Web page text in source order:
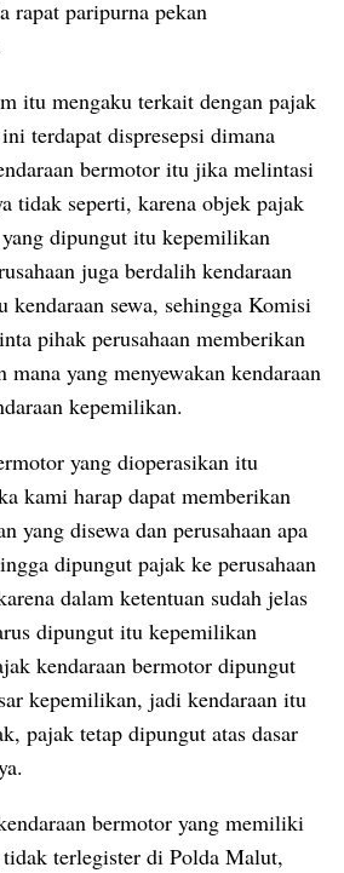
rapat paripurna pekan
itu mengaku terkait dengan pajak
terdapat dispresepsi dimana
bermotor itu jika melintasi
tidak seperti, karena objek pajak
dipungut itu kepemilikan
juga berdalih kendaraan
kendaraan sewa, sehingga Komisi
pihak perusahaan memberikan
mana yang menyewakan kendaraan
kepemilikan.
yang dioperasikan itu
kami harap dapat memberikan
yang disewa dan perusahaan apa
dipungut pajak ke perusahaan
dalam ketentuan sudah jelas
dipungut itu kepemilikan
kendaraan bermotor dipungut
kepemilikan, jadi kendaraan itu
pajak tetap dipungut atas dasar
bermotor yang memiliki
terlegister di Polda Malut,